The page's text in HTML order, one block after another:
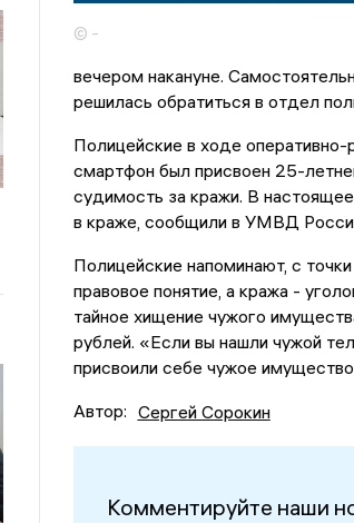
© -
вечером накануне.
решилась обратиться в отдел
Полицейские в ходе оперативно-
смартфон был присвоен 25-
судимость за кражи. В
в краже, сообщили в УМВД
Полицейские напоминают, с
правовое понятие, а кража -
тайное хищение чужого
рублей. «Если вы нашли чужой
присвоили себе чужое
Автор: Сергей Сорокин
Комментируйте наши